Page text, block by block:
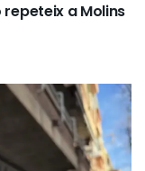
a Molins